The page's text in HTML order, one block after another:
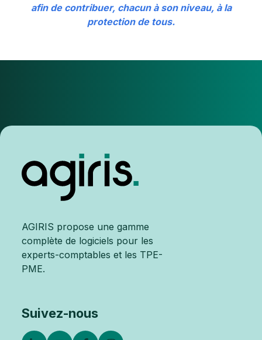
afin de contribuer, chacun à son niveau, à la
protection de tous.
AGIRIS propose une gamme
complète de logiciels pour les
experts-comptables et les TPE-
PME.
Suivez-nous